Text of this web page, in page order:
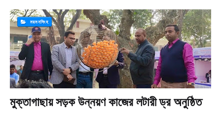
ময়মনসিংহ
মুক্তাগাছায় সড়ক উন্নয়ণ কাজের লটারী ড্র অনুষ্ঠিত